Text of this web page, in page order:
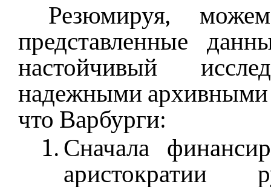
Резюмируя,
представленные
настойчивый
надежными архивными
что Варбурги:
Сначала
аристократии